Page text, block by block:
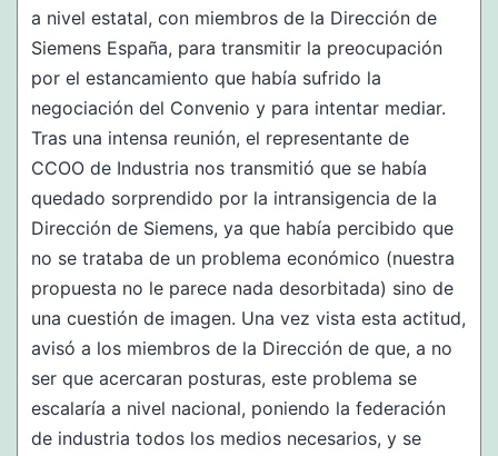
a nivel estatal, con miembros de la Dirección de
Siemens España, para transmitir la preocupación
por el estancamiento que había sufrido la
negociación del Convenio y para intentar mediar.
Tras una intensa reunión, el representante de
CCOO de Industria nos transmitió que se había
quedado sorprendido por la intransigencia de la
Dirección de Siemens, ya que había percibido que
no se trataba de un problema económico (nuestra
propuesta no le parece nada desorbitada) sino de
una cuestión de imagen. Una vez vista esta actitud,
avisó a los miembros de la Dirección de que, a no
ser que acercaran posturas, este problema se
escalaría a nivel nacional, poniendo la federación
de industria todos los medios necesarios, y se